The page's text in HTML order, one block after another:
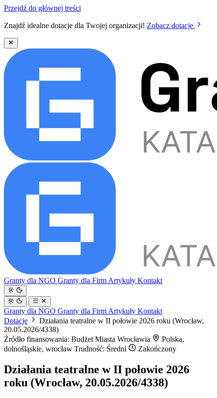
Przejdź do głównej treści
Znajdź idealne dotacje dla Twojej organizacji! Zobacz dotacje
Granty dla NGO Granty dla Firm Artykuły Kontakt
Granty dla NGO Granty dla Firm Artykuły Kontakt
Dotacje
Działania teatralne w II połowie 2026 roku (Wrocław,
20.05.2026/4338)
Źródło finansowania: Budżet Miasta Wrocławia
Polska,
dolnośląskie, wrocław Trudność: Średni Zakończony
Działania teatralne w II połowie 2026
roku (Wrocław, 20.05.2026/4338)